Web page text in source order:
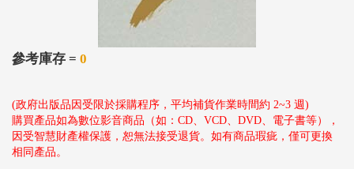
參考庫存 = 0
(政府出版品因受限於採購程序，平均補貨作業時間約 2~3 週)
購買產品如為數位影音商品（如：CD、VCD、DVD、電子書等），
因受智慧財產權保護，恕無法接受退貨。如有商品瑕疵，僅可更換
相同產品。